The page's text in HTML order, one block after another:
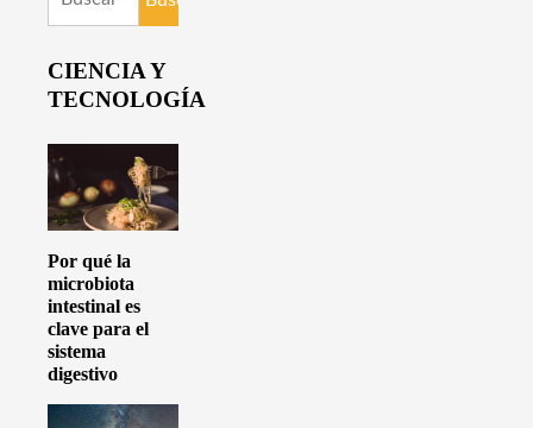
CIENCIA Y
TECNOLOGÍA
Por qué la
microbiota
intestinal es
clave para el
sistema
digestivo